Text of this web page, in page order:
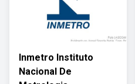
Inmetro Instituto
Nacional De